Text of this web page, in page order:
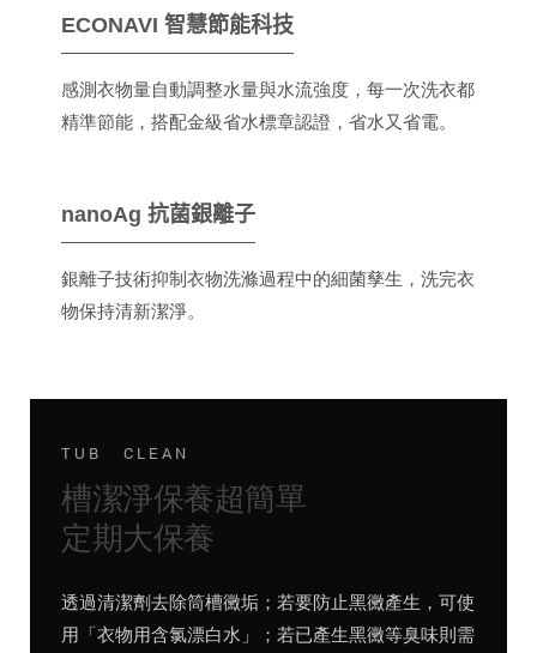
ECONAVI 智慧節能科技
感測衣物量自動調整水量與水流強度，每一次洗衣都
精準節能，搭配金級省水標章認證，省水又省電。
nanoAg 抗菌銀離子
銀離子技術抑制衣物洗滌過程中的細菌孳生，洗完衣
物保持清新潔淨。
TUB CLEAN
槽潔淨保養超簡單
定期大保養
透過清潔劑去除筒槽黴垢；若要防止黑黴產生，可使
用「衣物用含氯漂白水」；若已產生黑黴等臭味則需